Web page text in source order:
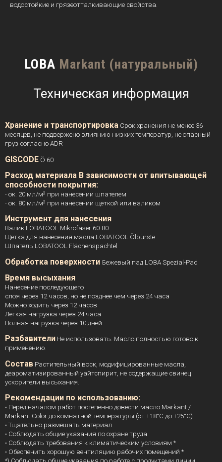
водостойкие и грязеотталкивающие свойства.
LOBA Markant (натуральный)
Техническая информация
Хранение и транспортировка Срок хранения не менее 36
месяцев, не подвержено влиянию низких температур, не опасный
груз согласно ADR
GISCODE Ö 60
Расход материала В зависимости от впитывающей
способности покрытия:
- ок. 20 мл/м² при нанесении шпателем
- ок. 80 мл/м² при нанесении щеткой или валиком
Инструмент для нанесения
Валик LOBATOOL Mikrofaser 60-80
Щетка для нанесения масла LOBATOOL Ölbürste
Шпатель LOBATOOL Flächenspachtel
Обработка поверхности Бежевый пад LOBA Spezial-Pad
Время высыхания
Нанесение последующего
слоя через 12 часов, но не позднее чем через 24 часа
Можно ходить через 12 часов
Легкая нагрузка через 24 часа
Полная нагрузка через 10 дней
Разбавители Не использовать. Масло полностью готово к
применению.
Состав Растительный воск, модифицированные масла,
деароматизированный уайтспирит, не содержащие свинец
ускорители высыхания.
Рекомендации по использованию:
• Перед началом работ постепенно довести масло Markant /
Markant Color до комнатной температуры (от +18°C до +25°C)
• Тщательно размешать материал
• Соблюдать общие указания по охране труда
• Соблюдать требования к климатическим условиям *
• Обеспечить хорошую вентиляцию рабочих помещений *